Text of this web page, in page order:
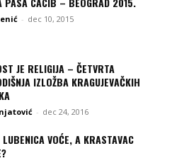
- dec 10, 2015
JE RELIGIJA – ČETVRTA
IZLOŽBA KRAGUJEVAČKIH
- dec 24, 2016
VOĆE, A KRASTAVAC